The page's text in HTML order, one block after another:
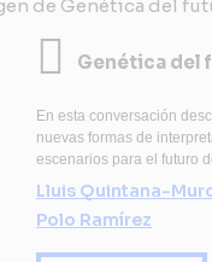
Genética del
En esta conversación
nuevas formas de
escenarios para el futuro
Lluis Quintana-
Polo Ramírez